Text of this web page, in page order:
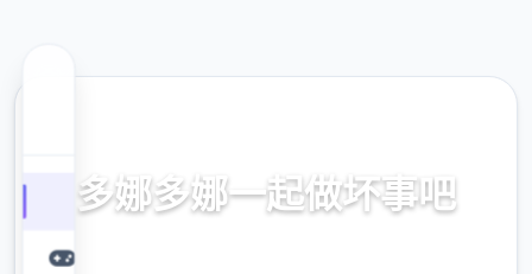
多娜多娜一起做坏事吧
官方对着国语，中文拷贝，中文入口，授权入